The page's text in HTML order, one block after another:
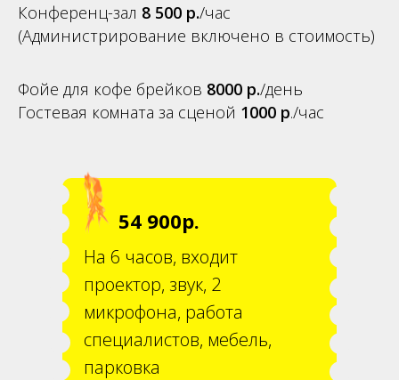
Конференц-зал 8 500 р./час
(Администрирование включено в стоимость)
Фойе для кофе брейков 8000 р./день
Гостевая комната за сценой 1000 р./час
На 6 часов, входит
проектор, звук, 2
микрофона, работа
специалистов, мебель,
парковка
54 900р.